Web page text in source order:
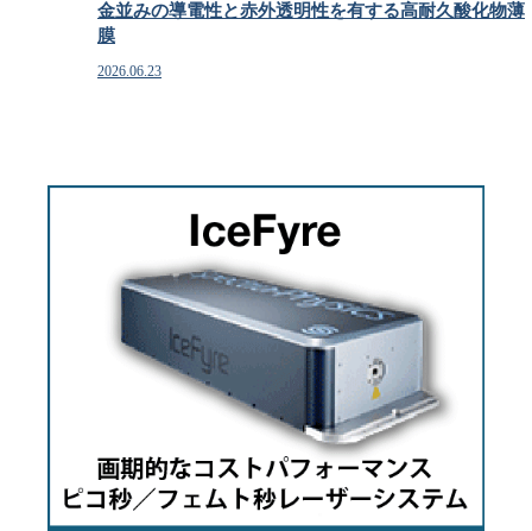
金並みの導電性と赤外透明性を有する高耐久酸化物薄
膜
2026.06.23